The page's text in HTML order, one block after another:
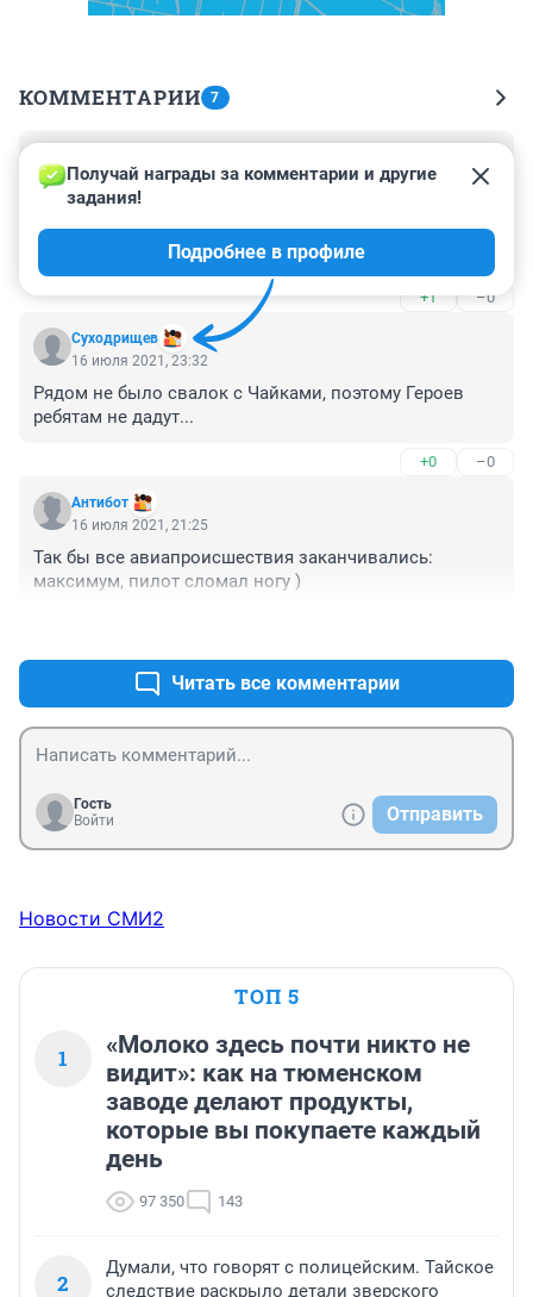
КОММЕНТАРИИ 7
17 июля 2021, 08:34
Пилиты сработали изумительно! Людям,
находившимся на борту, поздравления! Бог сохранил
+1 –0
Суходрищев
Получай награды за комментарии и другие
задания!
Подробнее в профиле
16 июля 2021, 23:32
Рядом не было свалок с Чайками, поэтому Героев
ребятам не дадут...
+0 –0
Антибот
16 июля 2021, 21:25
Так бы все авиапроисшествия заканчивались:
максимум, пилот сломал ногу )
Читать все комментарии
Гость
Войти
Отправить
Новости СМИ2
ТОП 5
1
«Молоко здесь почти никто не
видит»: как на тюменском
заводе делают продукты,
которые вы покупаете каждый
день
97 350 143
2
Думали, что говорят с полицейским. Тайское
следствие раскрыло детали зверского